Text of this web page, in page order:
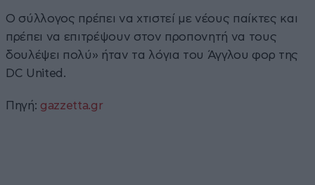
Ο σύλλογος πρέπει να χτιστεί με νέους παίκτες και
πρέπει να επιτρέψουν στον προπονητή να τους
δουλέψει πολύ» ήταν τα λόγια του Άγγλου φορ της
DC United.
Πηγή: gazzetta.gr